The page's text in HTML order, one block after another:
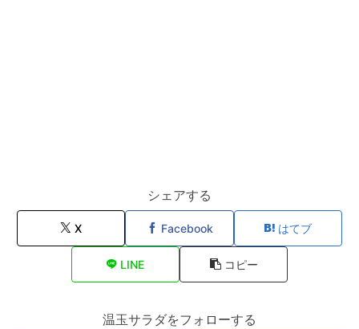
シェアする
X Facebook はてブ
LINE コピー
温玉サラダをフォローする